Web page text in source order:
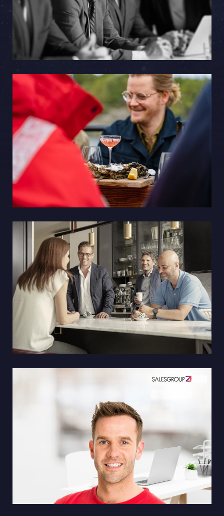
Det är OK att Sphinxly använder mina uppgifter för att kontakta
integritetspolicy)
Skicka meddelande
Sphinxly AB
Banérgatan 44
115 26 STHLM
View on map
+468-665 00 30
hej@sphinxly.se
Existing customer? Support
About Us / Contact
Career at Sphinxly
Internship / Practical training